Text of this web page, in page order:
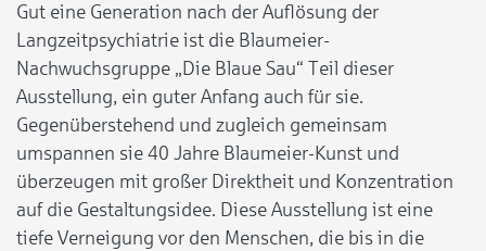
Gut eine Generation nach der Auflösung der
Langzeitpsychiatrie ist die Blaumeier-
Nachwuchsgruppe „Die Blaue Sau“ Teil dieser
Ausstellung, ein guter Anfang auch für sie.
Gegenüberstehend und zugleich gemeinsam
umspannen sie 40 Jahre Blaumeier-Kunst und
überzeugen mit großer Direktheit und Konzentration
auf die Gestaltungsidee. Diese Ausstellung ist eine
tiefe Verneigung vor den Menschen, die bis in die